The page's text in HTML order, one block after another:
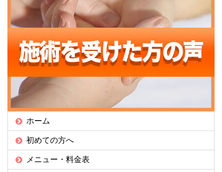
ホーム
初めての方へ
メニュー・料金表